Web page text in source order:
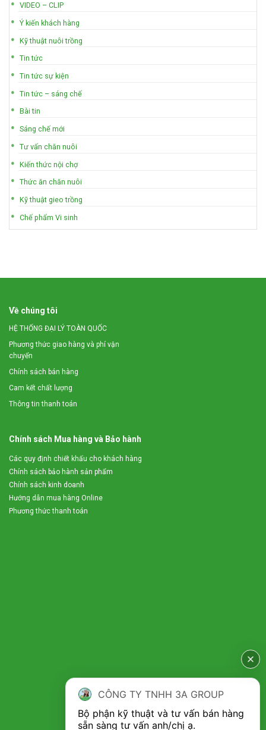
VIDEO – CLIP
Ý kiến khách hàng
Kỹ thuật nuôi trồng
Tin tức
Tin tức sự kiện
Tin tức – sáng chế
Bài tin
Sáng chế mới
Tư vấn chăn nuôi
Kiến thức nội chợ
Thức ăn chăn nuôi
Kỹ thuật gieo trồng
Chế phẩm Vi sinh
Về chúng tôi
HỆ THỐNG ĐẠI LÝ TOÀN QUỐC
Phương thức giao hàng và phí vận
chuyển
Chính sách bán hàng
Cam kết chất lượng
Thông tin thanh toán
Chính sách Mua hàng và Bảo hành
Các quy định chiết khấu cho khách hàng
Chính sách bảo hành sản phẩm
Chính sách kinh doanh
Hướng dẫn mua hàng Online
Phương thức thanh toán
CÔNG TY TNHH 3A GROUP
Bộ phận kỹ thuật và tư vấn bán hàng